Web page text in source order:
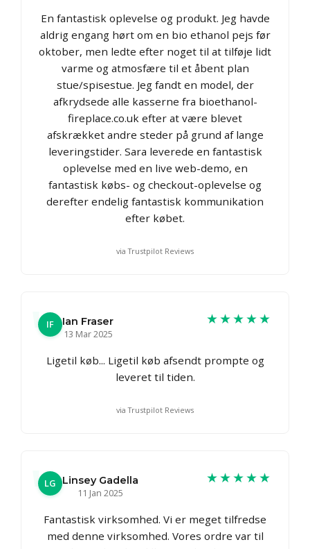
En fantastisk oplevelse og produkt. Jeg havde
aldrig engang hørt om en bio ethanol pejs før
oktober, men ledte efter noget til at tilføje lidt
varme og atmosfære til et åbent plan
stue/spisestue. Jeg fandt en model, der
afkrydsede alle kasserne fra bioethanol-
fireplace.co.uk efter at være blevet
afskrækket andre steder på grund af lange
leveringstider. Sara leverede en fantastisk
oplevelse med en live web-demo, en
fantastisk købs- og checkout-oplevelse og
derefter endelig fantastisk kommunikation
efter købet.
via Trustpilot Reviews
IF
Ian Fraser
13 Mar 2025
★★★★★
Ligetil køb... Ligetil køb afsendt prompte og
leveret til tiden.
via Trustpilot Reviews
LG
Linsey Gadella
11 Jan 2025
★★★★★
Fantastisk virksomhed. Vi er meget tilfredse
med denne virksomhed. Vores ordre var til